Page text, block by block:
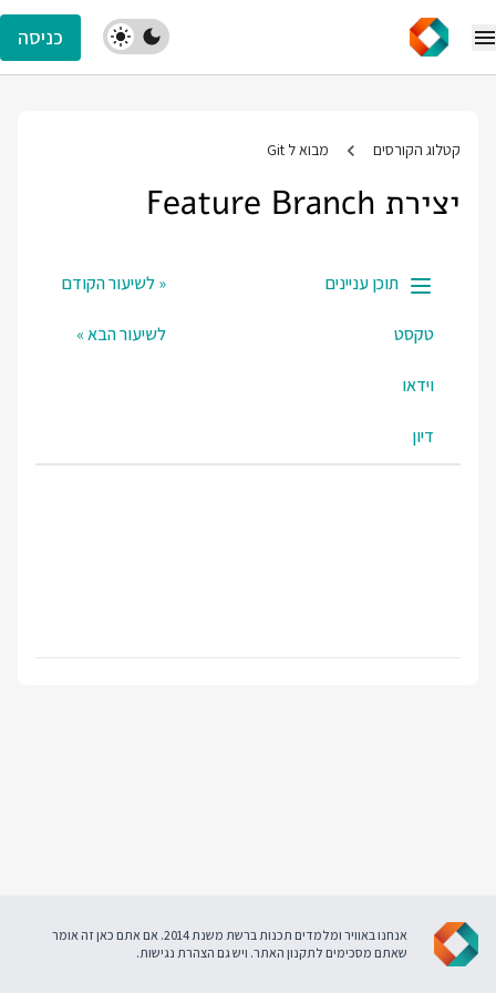
כניסה
קטלוג הקורסים מבוא ל Git
יצירת Feature Branch
תוכן עניינים
טקסט
וידאו
דיון
« לשיעור הקודם
לשיעור הבא »
אנחנו באוויר ומלמדים תכנות ברשת משנת 2014. אם אתם כאן זה אומר
שאתם מסכימים לתקנון האתר. ויש גם הצהרת נגישות.